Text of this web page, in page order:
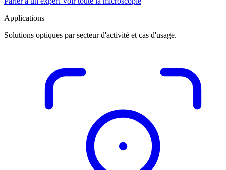
Applications
Solutions optiques par secteur d'activité et cas d'usage.